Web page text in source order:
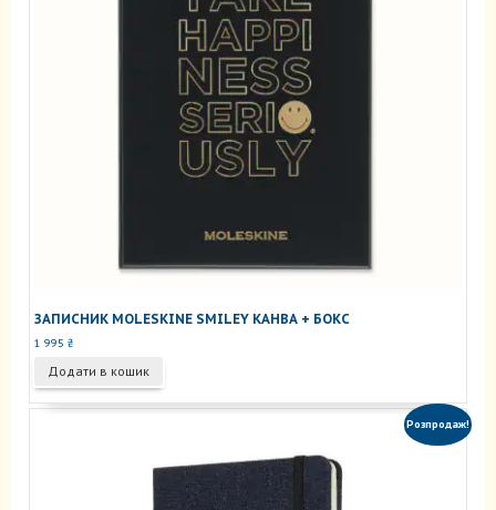
ЗАПИСНИК MOLESKINE SMILEY КАНВА + БОКС
1 995 ₴
Додати в кошик
Розпродаж!